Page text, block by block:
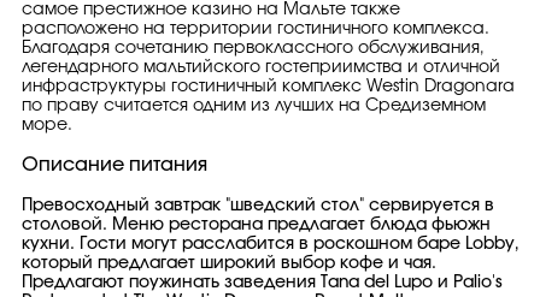
самое престижное казино на Мальте также
расположено на территории гостиничного комплекса.
Благодаря сочетанию первоклассного обслуживания,
легендарного мальтийского гостеприимства и отличной
инфраструктуры гостиничный комплекс Westin Dragonara
по праву считается одним из лучших на Средиземном
море.
Описание питания
Превосходный завтрак "шведский стол" сервируется в
столовой. Меню ресторана предлагает блюда фьюжн
кухни. Гости могут расслабится в роскошном баре Lobby,
который предлагает широкий выбор кофе и чая.
Предлагают поужинать заведения Tana del Lupo и Palio's